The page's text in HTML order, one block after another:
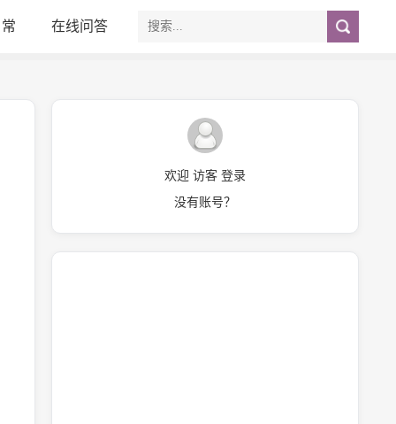
在线问答
欢迎 访客 登录
没有账号？